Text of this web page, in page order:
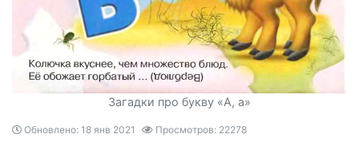
Загадки про букву «А, а»
Обновлено: 18 янв 2021 Просмотров: 22278